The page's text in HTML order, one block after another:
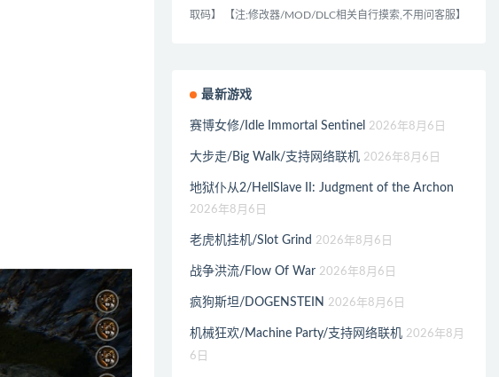
取码】 【注:修改器/MOD/DLC相关自行摸索,不用问客服】
最新游戏
赛博女修/Idle Immortal Sentinel 2026年8月6日
大步走/Big Walk/支持网络联机 2026年8月6日
地狱仆从2/HellSlave II: Judgment of the Archon
2026年8月6日
老虎机挂机/Slot Grind 2026年8月6日
战争洪流/Flow Of War 2026年8月6日
疯狗斯坦/DOGENSTEIN 2026年8月6日
机械狂欢/Machine Party/支持网络联机 2026年8月
6日